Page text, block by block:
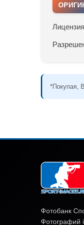
*Покупая,
Фотобанк
Фотографий